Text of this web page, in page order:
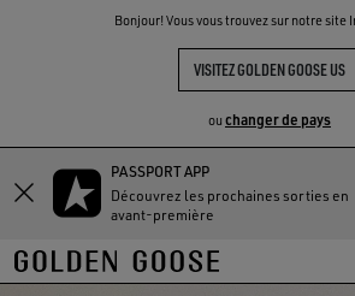
Bonjour! Vous vous trouvez sur notre site
VISITEZ GOLDEN GOOSE US
ou changer de pays
Aller
au
principal
Aller
au
du
PASSPORT APP
Découvrez les prochaines sorties en
avant-première
THE
COMMUNITY